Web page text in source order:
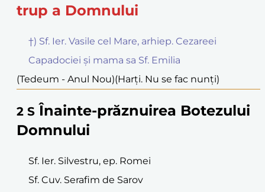
trup a Domnului
†) Sf. Ier. Vasile cel Mare, arhiep. Cezareei
Capadociei și mama sa Sf. Emilia
(Tedeum - Anul Nou)(Harți. Nu se fac nunți)
2 S Înainte-prăznuirea Botezului
Domnului
Sf. Ier. Silvestru, ep. Romei
Sf. Cuv. Serafim de Sarov